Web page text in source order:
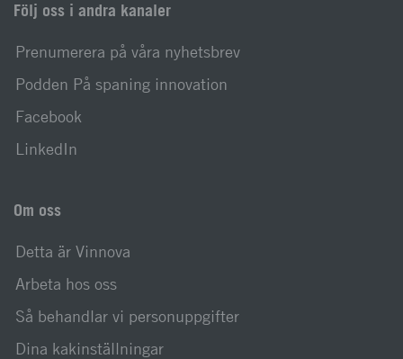
Följ oss i andra kanaler
Prenumerera på våra nyhetsbrev
Podden På spaning innovation
Facebook
LinkedIn
Om oss
Detta är Vinnova
Arbeta hos oss
Så behandlar vi personuppgifter
Dina kakinställningar